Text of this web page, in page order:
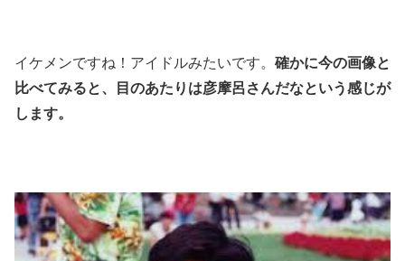
イケメンですね！アイドルみたいです。 確かに今の画像と
比べてみると、目のあたりは彦摩呂さんだなという感じが
します。